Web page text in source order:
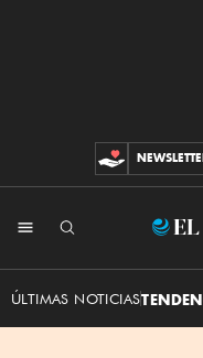
ÚLTIMAS NOTICIAS